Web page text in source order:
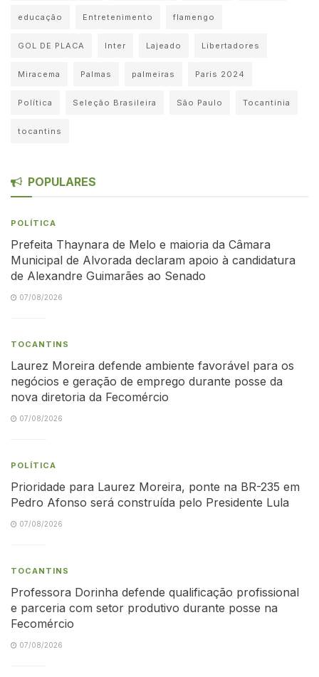
educação Entretenimento flamengo
GOL DE PLACA Inter Lajeado Libertadores
Miracema Palmas palmeiras Paris 2024
Política Seleção Brasileira São Paulo Tocantinia
tocantins
POPULARES
POLÍTICA
Prefeita Thaynara de Melo e maioria da Câmara
Municipal de Alvorada declaram apoio à candidatura
de Alexandre Guimarães ao Senado
07/08/2026
TOCANTINS
Laurez Moreira defende ambiente favorável para os
negócios e geração de emprego durante posse da
nova diretoria da Fecomércio
07/08/2026
POLÍTICA
Prioridade para Laurez Moreira, ponte na BR-235 em
Pedro Afonso será construída pelo Presidente Lula
07/08/2026
TOCANTINS
Professora Dorinha defende qualificação profissional
e parceria com setor produtivo durante posse na
Fecomércio
07/08/2026